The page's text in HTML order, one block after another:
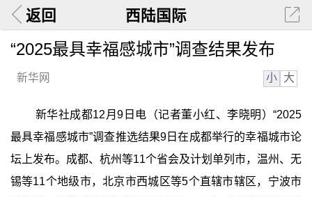
返回 西陆国际
“2025最具幸福感城市”调查结果发布
新华网 小 大
新华社成都12月9日电（记者董小红、李晓明）“2025
最具幸福感城市”调查推选结果9日在成都举行的幸福城市论
坛上发布。成都、杭州等11个省会及计划单列市，温州、无
锡等11个地级市，北京市西城区等5个直辖市辖区，宁波市